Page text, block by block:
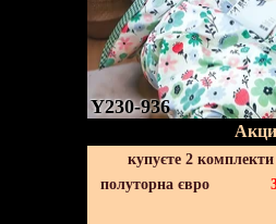
Y230-936
купуєте 2
полуторна євро